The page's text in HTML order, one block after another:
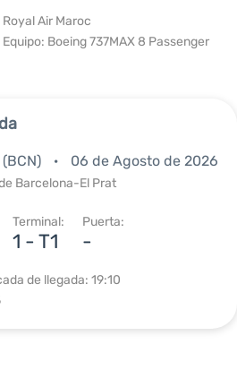
Royal Air Maroc
Equipo: Boeing 737MAX 8 Passenger
06 de Agosto de 2026
Barcelona-El Prat
Terminal:
1 - T1
Puerta:
-
de llegada: 19:10